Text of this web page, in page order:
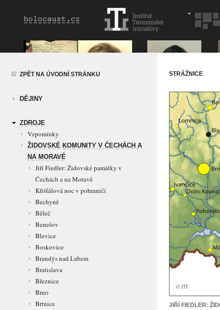
ZPĚT NA ÚVODNÍ STRÁNKU
DĚJINY
ZDROJE
Vzpomínky
ŽIDOVSKÉ KOMUNITY V ČECHÁCH A
NA MORAVĚ
Jiří Fiedler: Židovské památky v
Čechách a na Moravě
Křišťálová noc v pohraničí
Bechyně
Běleč
Benešov
Blevice
Boskovice
Brandýs nad Labem
Bratislava
Březnice
Brno
Brtnice
STRÁŽNICE
JIŘÍ FIEDLER: